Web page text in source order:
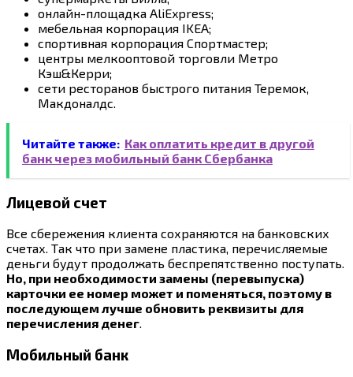
онлайн-площадка AliExpress;
мебельная корпорация IKEA;
спортивная корпорация Спортмастер;
центры мелкооптовой торговли Метро
Кэш&Керри;
сети ресторанов быстрого питания Теремок,
Макдоналдс.
Читайте также: Как оплатить кредит в другой
банк через мобильный банк Сбербанка
Лицевой счет
Все сбережения клиента сохраняются на банковских
счетах. Так что при замене пластика, перечисляемые
деньги будут продолжать беспрепятственно поступать.
Но, при необходимости замены (перевыпуска)
карточки ее номер может и поменяться, поэтому в
последующем лучше обновить реквизиты для
перечисления денег.
Мобильный банк